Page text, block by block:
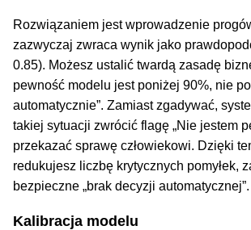
Rozwiązaniem jest wprowadzenie
zazwyczaj zwraca wynik jako
0.85). Możesz ustalić twardą zasadę
pewność modelu jest poniżej 90%, nie
automatycznie”. Zamiast zgadywać,
takiej sytuacji zwrócić flagę „Nie jestem
przekazać sprawę człowiekowi. Dzięki
redukujesz liczbę krytycznych pomyłek,
bezpieczne „brak decyzji automatycznej”.
Kalibracja modelu